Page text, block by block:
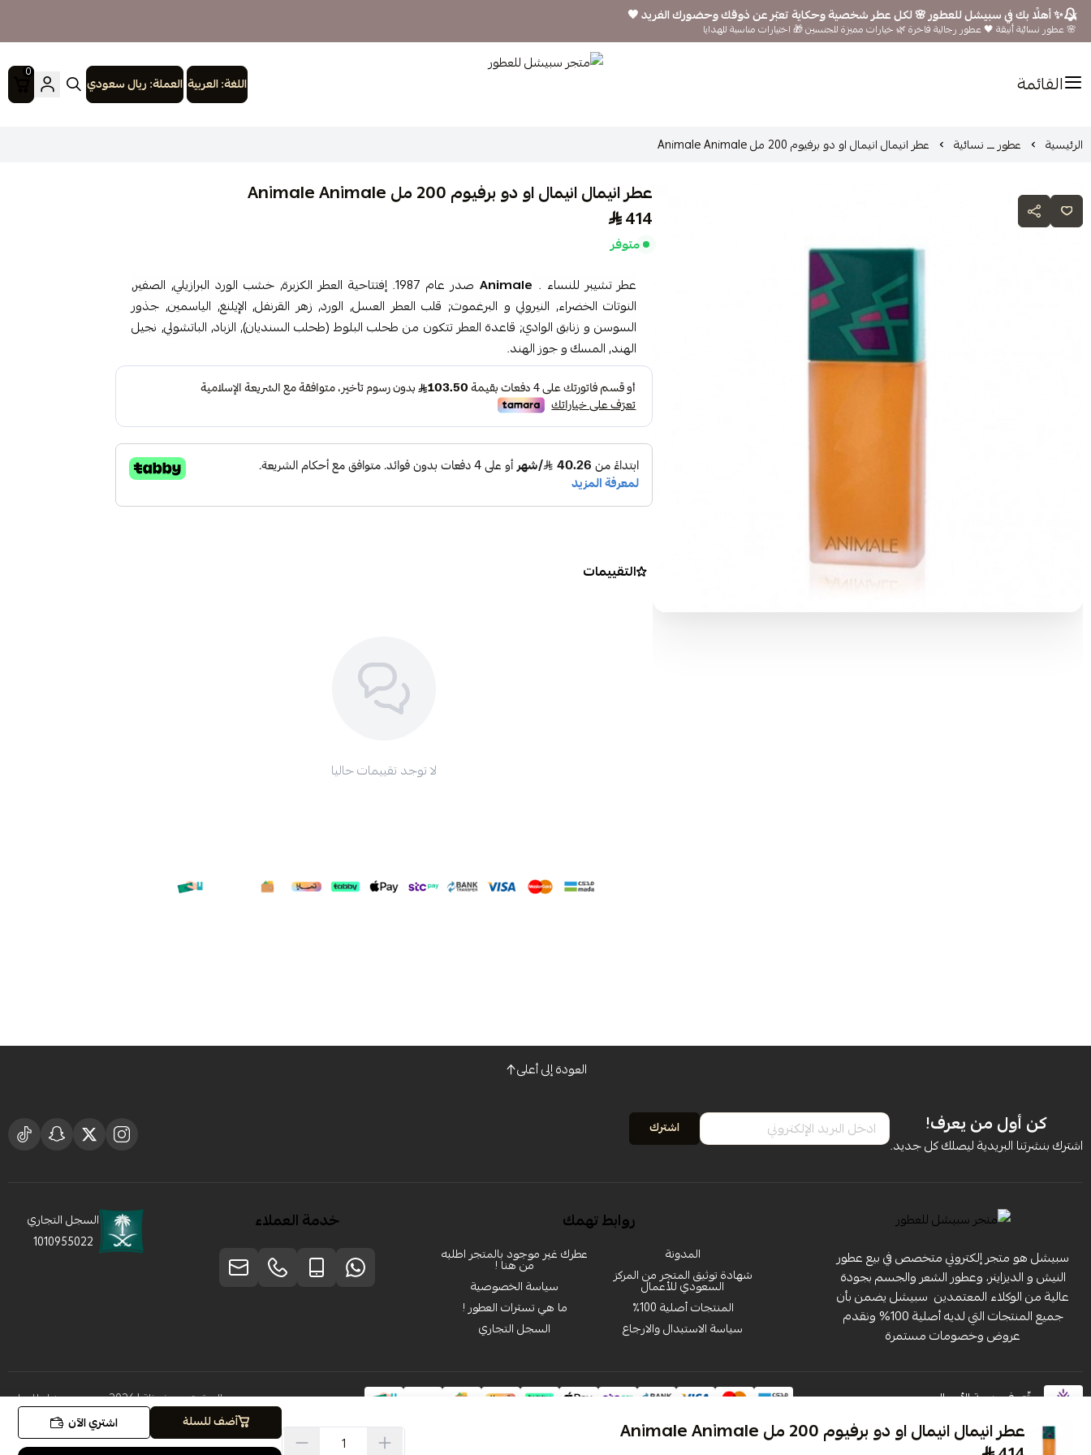
✨ أهلًا بك في سبيشل للعطور 🌸 لكل عطر شخصية وحكاية تعبّر عن ذوقك وحضورك الفريد 🖤
🌸 عطور نسائية أنيقة 🖤 عطور رجالية فاخرة 🌿 خيارات مميزة للجنسين 🎁 اختيارات مناسبة للهدايا
القائمة اللغة:العربية العملة:ريال سعودي
0
الرئيسية عطور ـــ نسائية عطر انيمال انيمال او دو برفيوم 200 مل Animale Animale
عطر انيمال انيمال او دو برفيوم 200 مل Animale Animale
414
متوفر
عطر تشيبر للنساء . Animale
صدر عام 1987. إفتتاحية العطر الكزبرة, خشب الورد البرازيلي, الصفير,
النوتات الخضراء, النيرولي و البرغموت; قلب العطر العسل, الورد, زهر القرنفل, الإيلنغ, الياسمين, جذور
السوسن و زنابق الوادي; قاعدة العطر تتكون من طحلب البلوط (طحلب السنديان), الزباد, الباتشولي, نجيل
الهند, المسك و جوز الهند.
عطر انيمال انيمال او دو برفيوم 200 مل Animale Animale أضف للسلة اشتري الآن
التقييمات
لا توجد تقييمات حاليا
العودة إلى أعلى
كن أول من يعرف!
اشترك بنشرتنا البريدية ليصلك كل جديد.
اشترك
سبيشل هو متجر إلكتروني متخصص في بيع عطور
النيش و الديزاينر، وعطور الشعر والجسم بجودة
عالية من الوكلاء المعتمدين ‏ سبيشل يضمن بأن
جميع المنتجات التي لديه أصلية 100% ونقدم
عروض وخصومات مستمرة
روابط تهمك
المدونة
شهادة توثيق المتجر من المركز
السعودي للأعمال
المنتجات أصلية 100٪
سياسة الاستبدال والارجاع
عطرك غير موجود بالمتجر اطلبه
من هنا !
سياسة الخصوصية
ما هي تسترات العطور !
السجل التجاري
خدمة العملاء
السجل التجاري
1010955022
موثّق في منصة الأعمال الحقوق محفوظة | 2026 متجر سبيشل للعطور